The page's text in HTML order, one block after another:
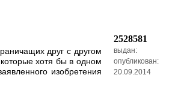
друг с другом
хотя бы в одном
изобретения
2528581
выдан:
опубликован:
20.09.2014